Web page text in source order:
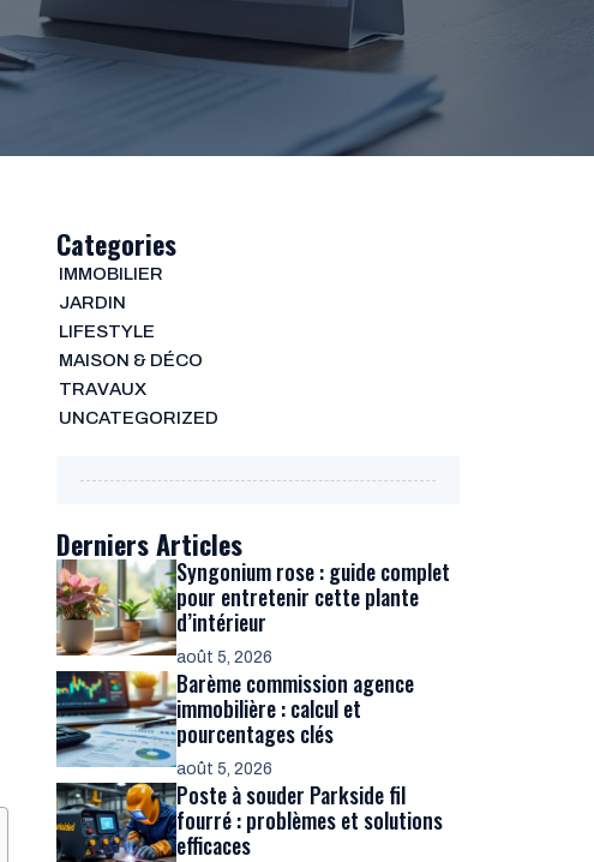
Categories
IMMOBILIER
JARDIN
LIFESTYLE
MAISON & DÉCO
TRAVAUX
UNCATEGORIZED
Derniers Articles
Syngonium rose : guide complet
pour entretenir cette plante
d’intérieur
août 5, 2026
Barème commission agence
immobilière : calcul et
pourcentages clés
août 5, 2026
Poste à souder Parkside fil
fourré : problèmes et solutions
efficaces